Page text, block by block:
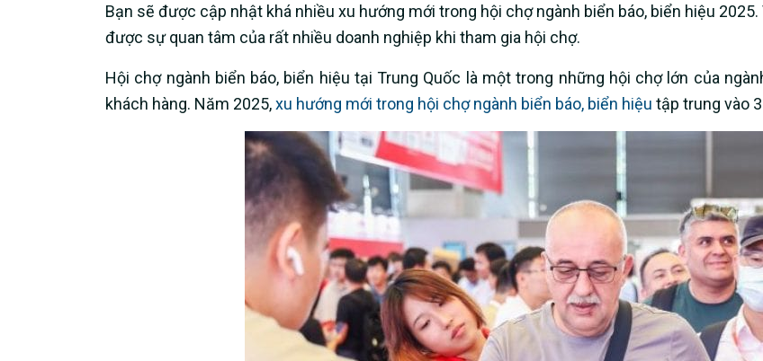
Bạn sẽ được cập nhật khá nhiều xu hướng mới trong hội chợ ngành biển báo, biển hiệu
được sự quan tâm của rất nhiều doanh nghiệp khi tham gia hội chợ.
Hội chợ ngành biển báo, biển hiệu tại Trung Quốc là một trong những hội chợ lớn của
khách hàng. Năm 2025,xu hướng mới trong hội chợ ngành biển báo, biển hiệu tập trung vào